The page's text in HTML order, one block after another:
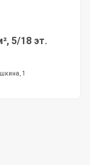
5/18 эт.
1